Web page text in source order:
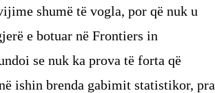
shumë të vogla, por që nuk u
e botuar në Frontiers in
se nuk ka prova të forta që
ishin brenda gabimit statistikor, pra